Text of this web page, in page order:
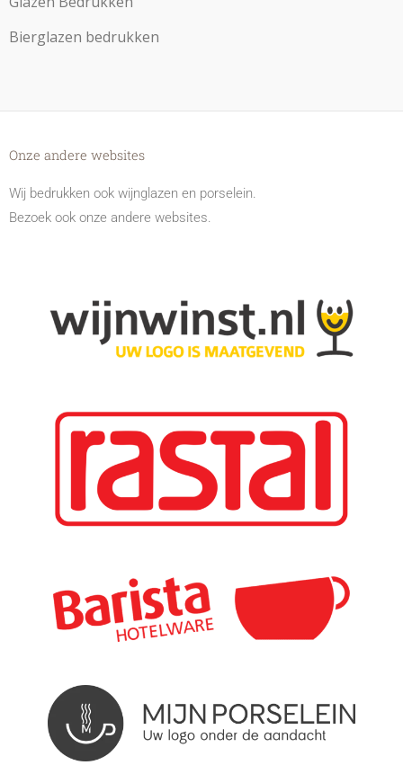
Bierglazen bedrukken
Onze andere websites
Wij bedrukken ook wijnglazen en porselein.
Bezoek ook onze andere websites.